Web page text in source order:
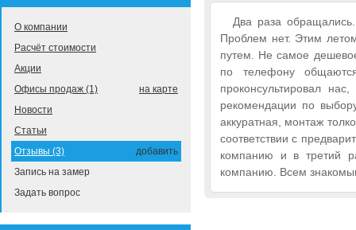
Два раза
Проблем нет. Этим
путем. Не самое
по телефону
проконсультировал
рекомендации по
аккуратная, монтаж
соответствии с
компанию и в третий
компанию. Всем
О компании
Расчёт стоимости
Акции
на карте
Офисы продаж (1)
Новости
Статьи
добавить
Отзывы (3)
Запись на замер
Задать вопрос